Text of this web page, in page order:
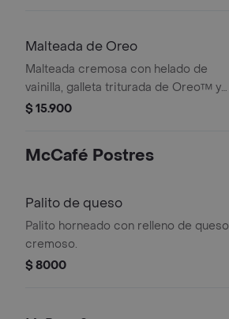
Malteada de Oreo
Malteada cremosa con helado de
vainilla, galleta triturada de Oreo™ y
topping de chocolate.
$ 15.900
McCafé Postres
Palito de queso
Palito horneado con relleno de queso
cremoso.
$ 8000